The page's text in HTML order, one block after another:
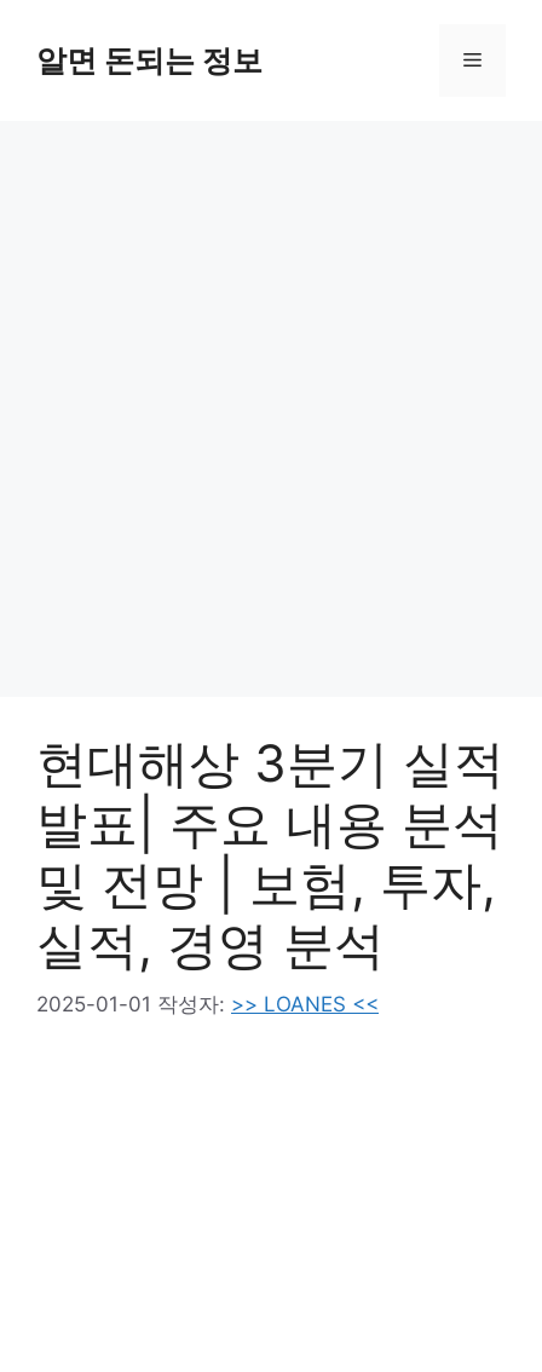
알면 돈되는 정보 메
현대해상 3분기 실적
발표| 주요 내용 분석
및 전망 | 보험, 투자,
실적, 경영 분석
2025-01-01 작성자: >> LOANES <<